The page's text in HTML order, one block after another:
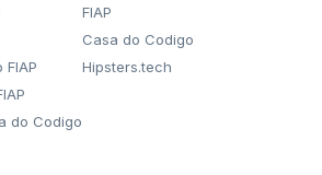
FIAP
do Codigo
FIAP
Casa do Codigo
Hipsters.tech